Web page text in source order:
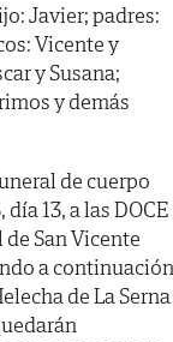
Javier; padres:
Vicente y
y Susana;
y demás
de cuerpo
13, a las DOCE
San Vicente
a continuación
de La Serna